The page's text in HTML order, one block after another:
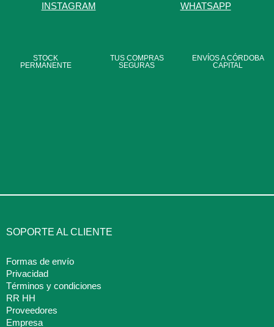
INSTAGRAM WHATSAPP
STOCK
PERMANENTE
TUS COMPRAS
SEGURAS
ENVÍOS A CÓRDOBA
CAPITAL
SOPORTE AL CLIENTE
Formas de envío
Privacidad
Términos y condiciones
RR HH
Proveedores
Empresa